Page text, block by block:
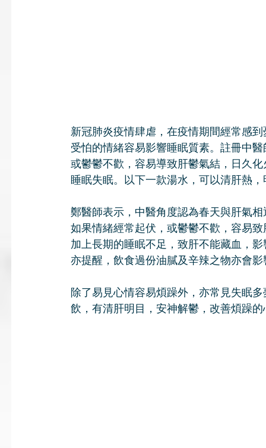
新冠肺炎疫情肆虐，在疫情期間經常感
受怕的情緒容易影響睡眠質素。註冊中
或鬱鬱不歡，容易導致肝鬱氣結，日久
睡眠失眠。以下一款湯水，可以清肝熱
鄭醫師表示，中醫角度認為春天與肝氣
如果情緒經常起伏，或鬱鬱不歡，容易
加上長期的睡眠不足，致肝不能藏血，
亦提醒，飲食過份油膩及辛辣之物亦會
除了易見心情容易煩躁外，亦常見失眠
飲，有清肝明目，安神解鬱，改善煩躁